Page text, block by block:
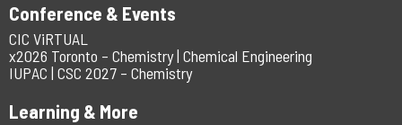
Conference & Events
CIC ViRTUAL
x2026 Toronto – Chemistry | Chemical Engineering
IUPAC | CSC 2027 – Chemistry
Learning & More